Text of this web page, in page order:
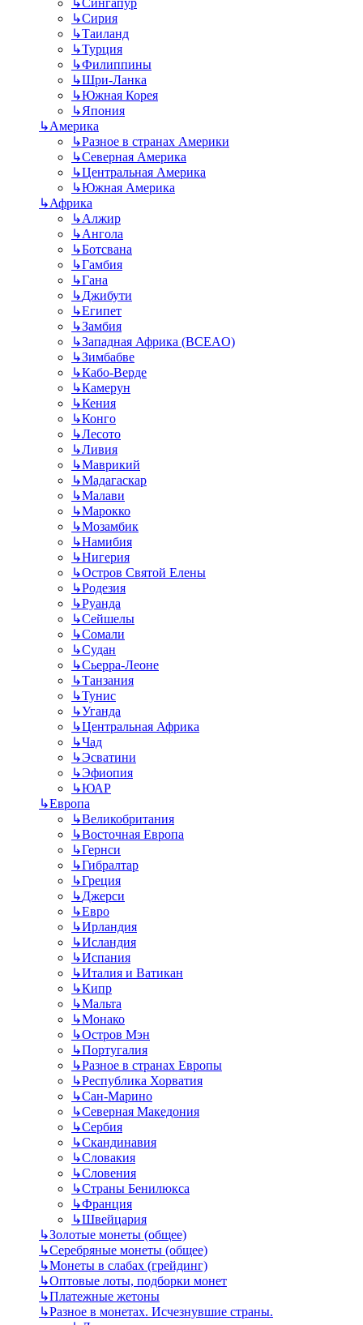
↳Сирия
↳Таиланд
↳Турция
↳Филиппины
↳Шри-Ланка
↳Южная Корея
↳Япония
↳Америка
↳Разное в странах Америки
↳Северная Америка
↳Центральная Америка
↳Южная Америка
↳Африка
↳Алжир
↳Ангола
↳Ботсвана
↳Гамбия
↳Гана
↳Джибути
↳Египет
↳Замбия
↳Западная Африка (BCEAO)
↳Зимбабве
↳Кабо-Верде
↳Камерун
↳Кения
↳Конго
↳Лесото
↳Ливия
↳Маврикий
↳Мадагаскар
↳Малави
↳Марокко
↳Мозамбик
↳Намибия
↳Нигерия
↳Остров Святой Елены
↳Родезия
↳Руанда
↳Сейшелы
↳Сомали
↳Судан
↳Сьерра-Леоне
↳Танзания
↳Тунис
↳Уганда
↳Центральная Африка
↳Чад
↳Эсватини
↳Эфиопия
↳ЮАР
↳Европа
↳Великобритания
↳Восточная Европа
↳Гернси
↳Гибралтар
↳Греция
↳Джерси
↳Евро
↳Ирландия
↳Исландия
↳Испания
↳Италия и Ватикан
↳Кипр
↳Мальта
↳Монако
↳Остров Мэн
↳Португалия
↳Разное в странах Европы
↳Республика Хорватия
↳Сан-Марино
↳Северная Македония
↳Сербия
↳Скандинавия
↳Словакия
↳Словения
↳Страны Бенилюкса
↳Франция
↳Швейцария
↳Золотые монеты (общее)
↳Серебряные монеты (общее)
↳Монеты в слабах (грейдинг)
↳Оптовые лоты, подборки монет
↳Платежные жетоны
↳Разное в монетах. Исчезнувшие страны.